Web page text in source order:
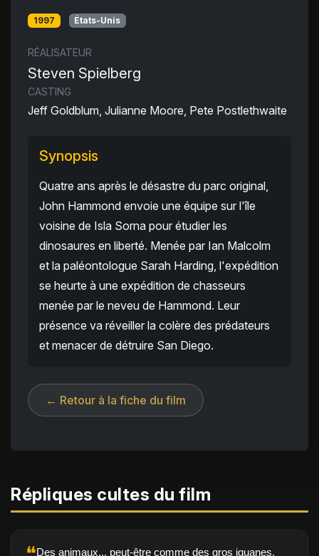
1997 États-Unis
RÉALISATEUR
Steven Spielberg
CASTING
Jeff Goldblum, Julianne Moore, Pete Postlethwaite
Synopsis
Quatre ans après le désastre du parc original,
John Hammond envoie une équipe sur l'île
voisine de Isla Sorna pour étudier les
dinosaures en liberté. Menée par Ian Malcolm
et la paléontologue Sarah Harding, l'expédition
se heurte à une expédition de chasseurs
menée par le neveu de Hammond. Leur
présence va réveiller la colère des prédateurs
et menacer de détruire San Diego.
← Retour à la fiche du film
Répliques cultes du film
Des animaux... peut-être comme des gros iguanes.